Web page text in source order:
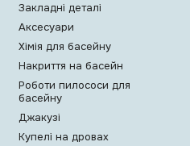
Закладні деталі
Аксесуари
Хімія для басейну
Накриття на басейн
Роботи пилососи для
басейну
Джакузі
Купелі на дровах